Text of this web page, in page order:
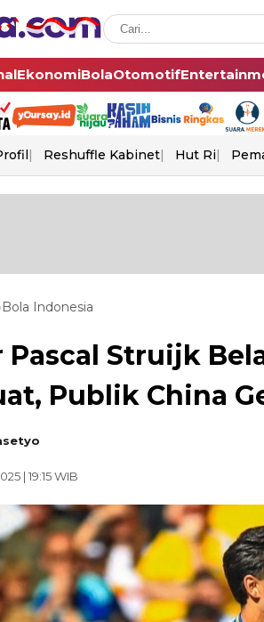
EkonomiBolaOtomotif
Reshuffle Kabinet Hut Ri
Bola Indonesia
Pascal Struijk
Publik China
| 19:15 WIB